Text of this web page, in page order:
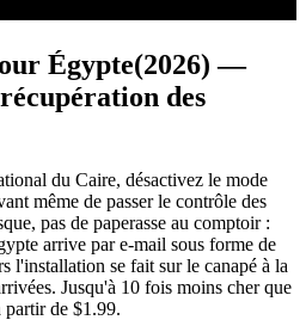
Égypte(2026) —
des
du Caire, désactivez le mode
même de passer le contrôle des
pas de paperasse au comptoir :
arrive par e-mail sous forme de
l'installation se fait sur le canapé à la
Jusqu'à 10 fois moins cher que
partir de $1.99.